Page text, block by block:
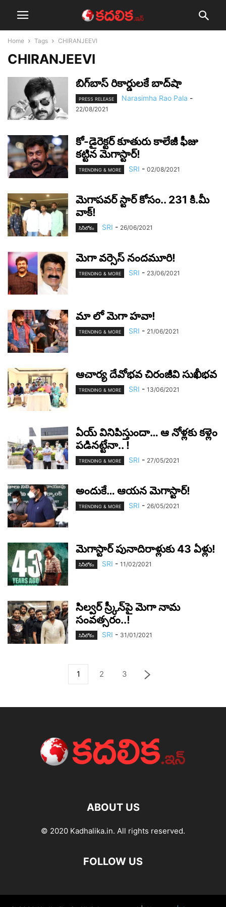
Home Tags CHIRANJEEVI
CHIRANJEEVI
బిగ్‌బాస్ రికార్డుల‌కే బాద్‌షా
PRESS RELEASE Narasimha Rao Pala -
22/08/2021
కో-డైరెక్ట‌ర్ కూతురు కాలేజీ ఫీజు
క‌ట్టిన మెగాస్టార్‌!
TRENDING & MORE SRI - 02/08/2021
మెగాప‌వ‌ర్ స్టార్ కోసం.. 231 కి.మీ
వాక్‌!
సినీలోకం SRI - 26/06/2021
మెగా వ‌ర్సెస్ నంద‌మూరి!
TRENDING & MORE SRI - 23/06/2021
మా లో మెగా హ‌వా!
TRENDING & MORE SRI - 21/06/2021
ఆచార్య దేవోభ‌వ చిరంజీవి సుఖీభ‌వ‌
TRENDING & MORE SRI - 13/06/2021
ఏయ్ వినిపిస్తుందా… ఆ నోళ్ల‌కు క‌ళ్లెం
ప‌డిన‌ట్టేనా.. !
TRENDING & MORE SRI - 27/05/2021
అందుకే… ఆయ‌న మెగాస్టార్‌!
TRENDING & MORE SRI - 26/05/2021
మెగాస్టార్ పునాదిరాళ్లుకు 43 ఏళ్లు!
సినీలోకం SRI - 11/02/2021
సిల్వ‌ర్ స్ర్కీన్‌పై మెగా నామ
సంవ‌త్స‌రం..!
సినీలోకం SRI - 31/01/2021
1 2 3
ABOUT US
© 2020 Kadhalika.in. All rights reserved.
FOLLOW US